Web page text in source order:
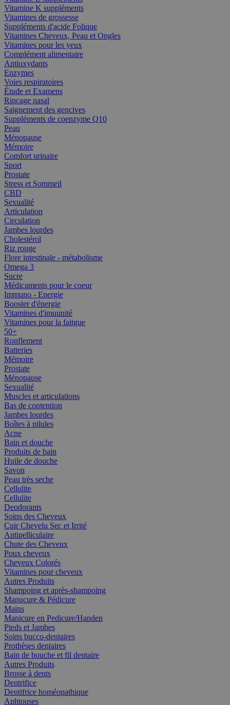
Vitamine K suppléments
Vitamines de grossesse
Suppléments d'acide Folique
Vitamines Cheveux, Peau et Ongles
Vitamines pour les yeux
Complément alimentaire
Antioxydants
Enzymes
Voies respiratoires
Étude et Examens
Rincage nasal
Saignement des gencives
Suppléments de coenzyme Q10
Peau
Ménopause
Mémoire
Comfort urinaire
Sport
Prostate
Stress et Sommeil
CBD
Sexualité
Articulation
Circulation
Jambes lourdes
Cholestérol
Riz rouge
Flore intestinale - métabolisme
Omega 3
Sucre
Médicaments pour le coeur
Immuno - Energie
Booster d'énergie
Vitamines d'imuunité
Vitamines pour la faitgue
50+
Ronflement
Batteries
Mémoire
Prostate
Ménopause
Sexualité
Muscles et articulations
Bas de contention
Jambes lourdes
Boîtes à pilules
Acne
Bain et douche
Produits de bain
Huile de douche
Savon
Peau très seche
Cellulite
Cellulite
Deodorants
Soins des Cheveux
Cuir Chevelu Sec et Irrité
Antipelliculaire
Chute des Cheveux
Poux cheveux
Cheveux Colorés
Vitamines pour cheveux
Autres Produits
Shampoing et après-shampoing
Manucure & Pédicure
Mains
Manicure en Pedicure/Handen
Pieds et Jambes
Soins bucco-dentaires
Prothèses dentaires
Bain de bouche et fil dentaire
Autres Produits
Brosse à dents
Dentrifice
Dentifrice homéopathique
Aphtouses